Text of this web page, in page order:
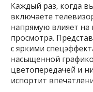
Каждый раз, когда
включаете
напрямую влияет на
просмотра.
с яркими
насыщенной
цветопередачей и
испортит